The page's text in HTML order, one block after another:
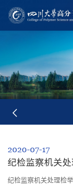
2020-07-17
纪检监察机关
纪检监察机关处理检